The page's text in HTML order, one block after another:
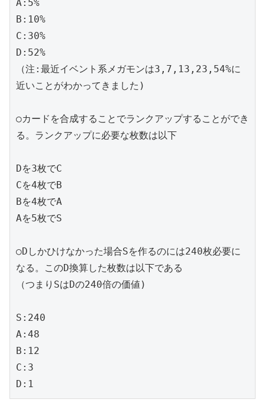
A:5%
B:10%
C:30%
D:52%
（注:最近イベント系メガモンは3,7,13,23,54%に
近いことがわかってきました)
○カードを合成することでランクアップすることができ
る。ランクアップに必要な枚数は以下
Dを3枚でC
Cを4枚でB
Bを4枚でA
Aを5枚でS
○Dしかひけなかった場合Sを作るのには240枚必要に
なる。このD換算した枚数は以下である
（つまりSはDの240倍の価値)
S:240
A:48
B:12
C:3
D:1